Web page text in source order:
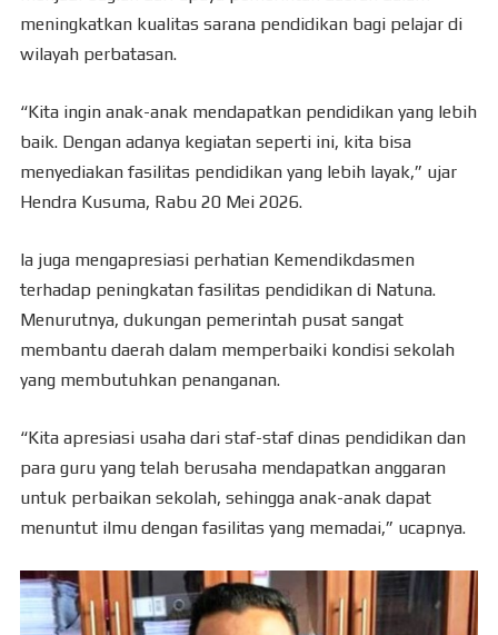
meningkatkan kualitas sarana pendidikan bagi pelajar di
wilayah perbatasan.
“Kita ingin anak-anak mendapatkan pendidikan yang lebih
baik. Dengan adanya kegiatan seperti ini, kita bisa
menyediakan fasilitas pendidikan yang lebih layak,” ujar
Hendra Kusuma, Rabu 20 Mei 2026.
Ia juga mengapresiasi perhatian Kemendikdasmen
terhadap peningkatan fasilitas pendidikan di Natuna.
Menurutnya, dukungan pemerintah pusat sangat
membantu daerah dalam memperbaiki kondisi sekolah
yang membutuhkan penanganan.
“Kita apresiasi usaha dari staf-staf dinas pendidikan dan
para guru yang telah berusaha mendapatkan anggaran
untuk perbaikan sekolah, sehingga anak-anak dapat
menuntut ilmu dengan fasilitas yang memadai,” ucapnya.